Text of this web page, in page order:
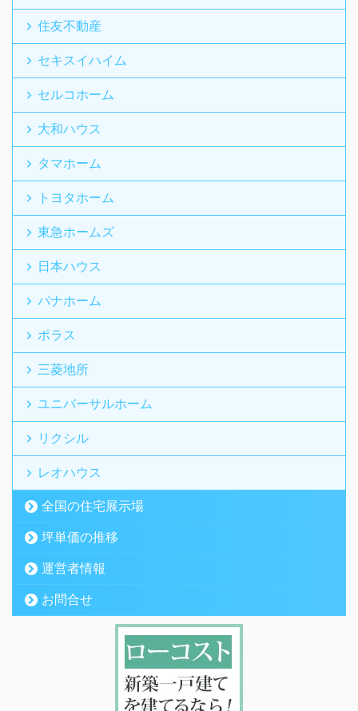
住友不動産
セキスイハイム
セルコホーム
大和ハウス
タマホーム
トヨタホーム
東急ホームズ
日本ハウス
パナホーム
ポラス
三菱地所
ユニバーサルホーム
リクシル
レオハウス
全国の住宅展示場
坪単価の推移
運営者情報
お問合せ